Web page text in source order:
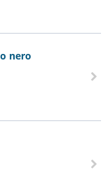
nero